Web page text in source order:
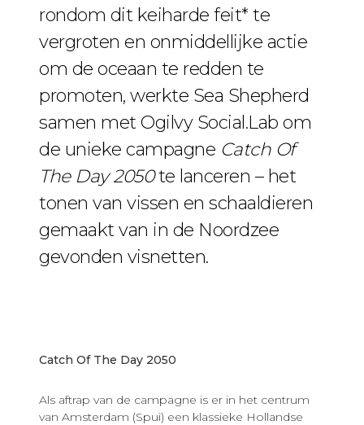
rondom dit keiharde feit* te
vergroten en onmiddellijke actie
om de oceaan te redden te
promoten, werkte Sea Shepherd
samen met Ogilvy Social.Lab om
de unieke campagne Catch Of
The Day 2050te lanceren – het
tonen van vissen en schaaldieren
gemaakt van in de Noordzee
gevonden visnetten.
Catch Of The Day 2050
Als aftrap van de campagne is er in het centrum
van Amsterdam (Spui) een klassieke Hollandse